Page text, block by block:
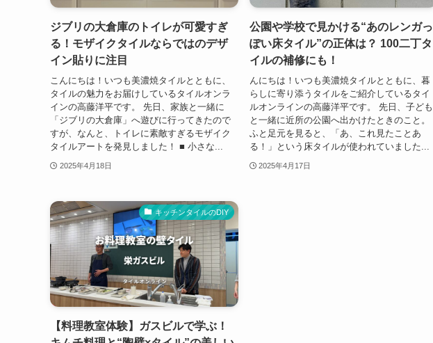
ジブリの大倉庫のトイレが可愛すぎ
る！モザイクタイルならではのデザ
イン貼りに注目
こんにちは！いつも美濃焼タイルとともに、
タイルの魅力をお届けしているタイルオンラ
インの高藤洋平です。 先日、家族と一緒に
「ジブリの大倉庫」へ遊びに行ってきたので
すが、なんと、トイレに素敵すぎるモザイク
タイルアートを発見しました！ ■ 小さな...
2025年4月18日
公園や学校で見かける“あのレンガっ
ぽい床タイル”の正体は？ 100二丁タ
イルの補修にも！
んにちは！いつも美濃焼タイルとともに、暮
らしに寄り添うタイルをご紹介しているタイ
ルオンラインの高藤洋平です。 先日、子ども
と一緒に近所の公園へ出かけたときのこと。
ふと足元を見ると、「あ、これ見たことあ
る！」という床タイルが使われていました...
2025年4月17日
キッチンタイルのDIY
【料理教室体験】ガスビルで学ぶ！